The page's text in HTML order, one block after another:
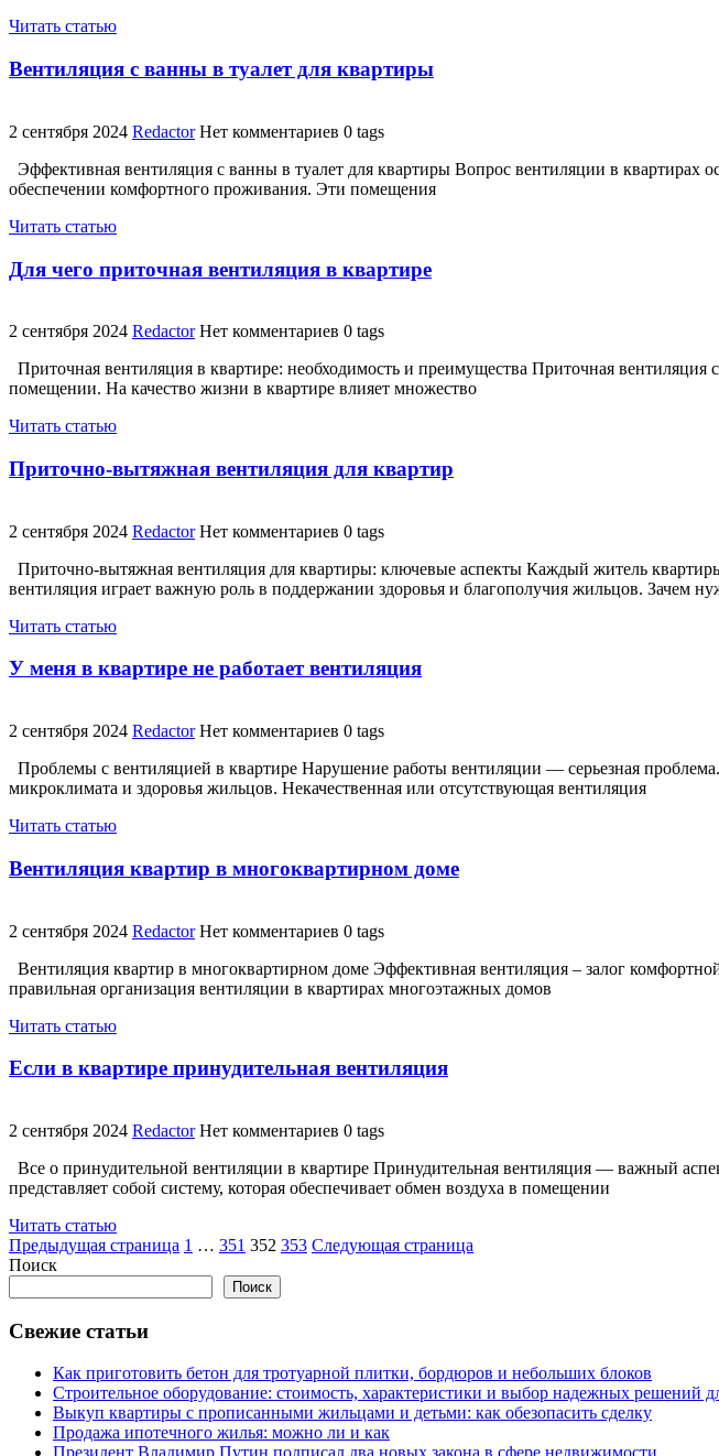
Читать статью
Вентиляция с ванны в туалет для квартиры
2 сентября 2024 Redactor Нет комментариев 0 tags
Эффективная вентиляция с ванны в туалет для квартиры Вопрос вентиляции в квартирах
обеспечении комфортного проживания. Эти помещения
Читать статью
Для чего приточная вентиляция в квартире
2 сентября 2024 Redactor Нет комментариев 0 tags
Приточная вентиляция в квартире: необходимость и преимущества Приточная
помещении. На качество жизни в квартире влияет множество
Читать статью
Приточно-вытяжная вентиляция для квартир
2 сентября 2024 Redactor Нет комментариев 0 tags
Приточно-вытяжная вентиляция для квартиры: ключевые аспекты Каждый житель
вентиляция играет важную роль в поддержании здоровья и благополучия жильцов. Зачем
Читать статью
У меня в квартире не работает вентиляция
2 сентября 2024 Redactor Нет комментариев 0 tags
Проблемы с вентиляцией в квартире Нарушение работы вентиляции — серьезная
микроклимата и здоровья жильцов. Некачественная или отсутствующая вентиляция
Читать статью
Вентиляция квартир в многоквартирном доме
2 сентября 2024 Redactor Нет комментариев 0 tags
Вентиляция квартир в многоквартирном доме Эффективная вентиляция – залог
правильная организация вентиляции в квартирах многоэтажных домов
Читать статью
Если в квартире принудительная вентиляция
2 сентября 2024 Redactor Нет комментариев 0 tags
Все о принудительной вентиляции в квартире Принудительная вентиляция — важный
представляет собой систему, которая обеспечивает обмен воздуха в помещении
Читать статью
Пагинация
записей
Предыдущая страница Страница
1 … Страница
351 Страница
352 Страница
353 Следующая страница
Поиск
Поиск
Свежие статьи
Как приготовить бетон для тротуарной плитки, бордюров и небольших блоков
Строительное оборудование: стоимость, характеристики и выбор надежных решений
Выкуп квартиры с прописанными жильцами и детьми: как обезопасить сделку
Продажа ипотечного жилья: можно ли и как